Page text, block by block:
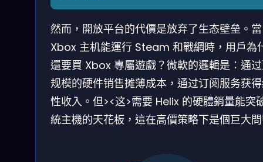
然而，開放平台的代價是放弃了生态壁垒。當
Xbox 主机能運行 Steam 和戰網時，用戶為
還要買 Xbox 專屬遊戲？微軟的邏輯是：通
规模的硬件销售摊薄成本，通过订阅服务获
性收入。但><这>需要 Helix 的硬體銷量能突
統主機的天花板，這在高價策略下是個巨大